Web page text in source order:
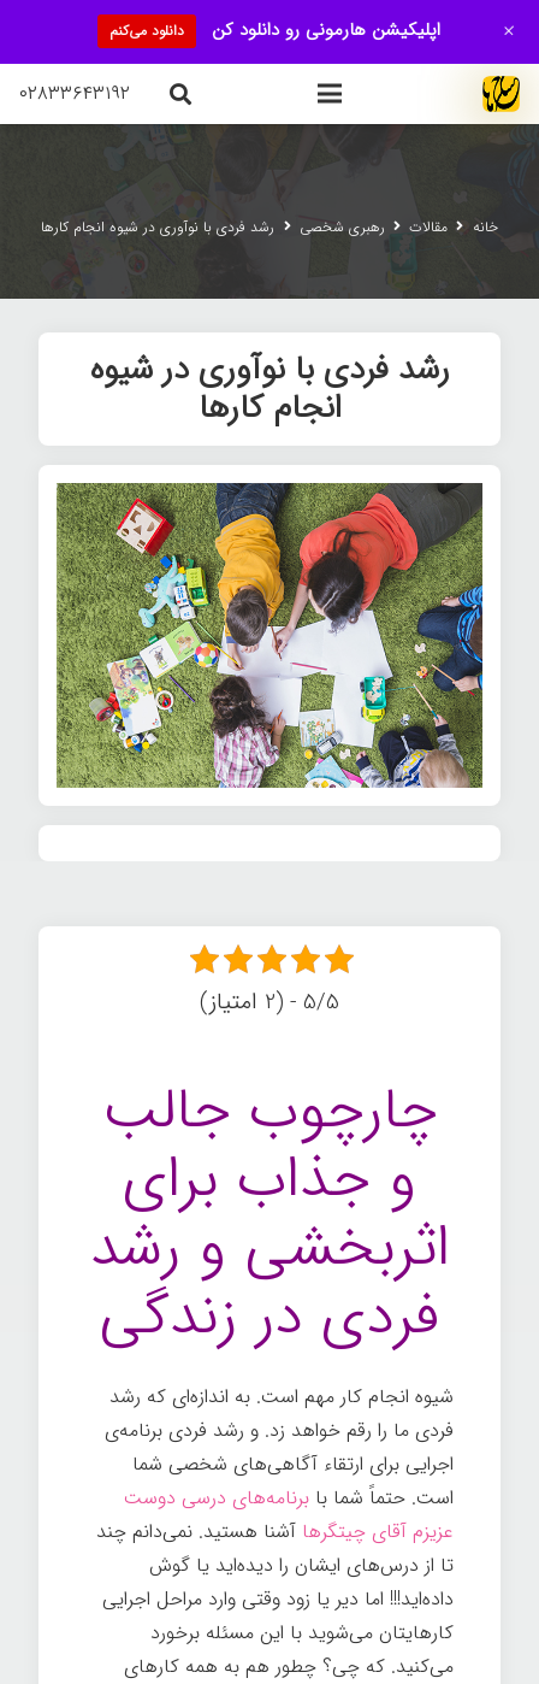
۰۲۸۳۳۶۴۳۱۹۲
خانه مقالات رهبری شخصی رشد فردی با نوآوری در شیوه انجام کارها
رشد فردی با نوآوری در شیوه
انجام کارها
5/5 - (2 امتیاز)
چارچوب جالب
و جذاب برای
اثربخشی و رشد
فردی در زندگی
شیوه انجام کار مهم است. به اندازه‌ای که رشد
فردی ما را رقم خواهد زد. و رشد فردی برنامه‌ی
اجرایی برای ارتقاء آگاهی‌های شخصی شما
است. حتماً شما با برنامه‌های درسی دوست
عزیزم آقای چیتگرها آشنا هستید. نمی‌دانم چند
تا از درس‌های ایشان را دیده‌اید یا گوش
داده‌اید!!! اما دیر یا زود وقتی وارد مراحل اجرایی
کارهایتان می‌شوید با این مسئله برخورد
می‌کنید. که چی؟ چطور هم به همه کارهای
اپلیکیشن هارمونی رو دانلود کن دانلود می‌کنم +